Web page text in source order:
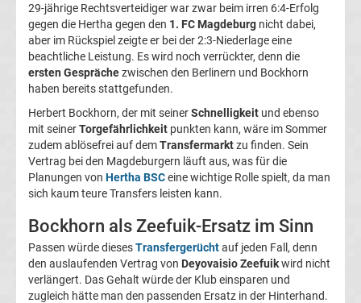
1.
FC
Nürnberg
Transfergerüchte
1.
Saarbrücken
Transfergerüchte
29-jährige Rechtsverteidiger war zwar beim irren 6:4-Erfolg
gegen die Hertha gegen den 1. FC Magdeburg nicht dabei,
aber im Rückspiel zeigte er bei der 2:3-Niederlage eine
beachtliche Leistung. Es wird noch verrückter, denn die
ersten Gesprächezwischen den Berlinern und Bockhorn
haben bereits stattgefunden.
Herbert Bockhorn, der mit seinerSchnelligkeit und ebenso
mit seinerTorgefährlichkeit punkten kann, wäre im Sommer
zudem ablösefrei auf demTransfermarktzu finden. Sein
Vertrag bei den Magdeburgern läuft aus, was für die
Planungen von Hertha BSCeine wichtige Rolle spielt, da man
sich kaum teure Transfers leisten kann.
Bockhorn als Zeefuik-Ersatz im Sinn
Passen würde diesesTransfergerüchtauf jeden Fall, denn
den auslaufenden Vertrag von Deyovaisio Zeefuikwird nicht
verlängert. Das Gehalt würde der Klub einsparen und
zugleich hätte man den passenden Ersatz in der Hinterhand.